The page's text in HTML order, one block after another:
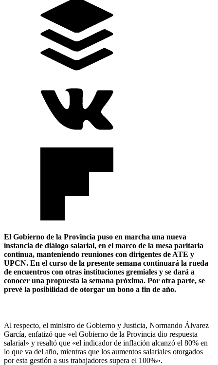
El Gobierno de la Provincia puso en marcha una nueva
instancia de diálogo salarial, en el marco de la mesa paritaria
continua, manteniendo reuniones con dirigentes de ATE y
UPCN. En el curso de la presente semana continuará la rueda
de encuentros con otras instituciones gremiales y se dará a
conocer una propuesta la semana próxima. Por otra parte, se
prevé la posibilidad de otorgar un bono a fin de año.
Al respecto, el ministro de Gobierno y Justicia, Normando Álvarez
García, enfatizó que «el Gobierno de la Provincia dio respuesta
salarial» y resaltó que «el indicador de inflación alcanzó el 80% en
lo que va del año, mientras que los aumentos salariales otorgados
por esta gestión a sus trabajadores supera el 100%».